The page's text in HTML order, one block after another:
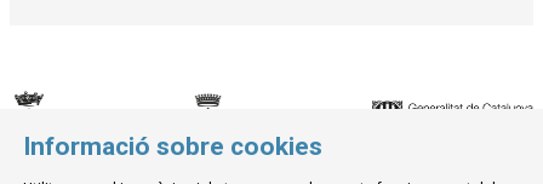
Informació sobre cookies